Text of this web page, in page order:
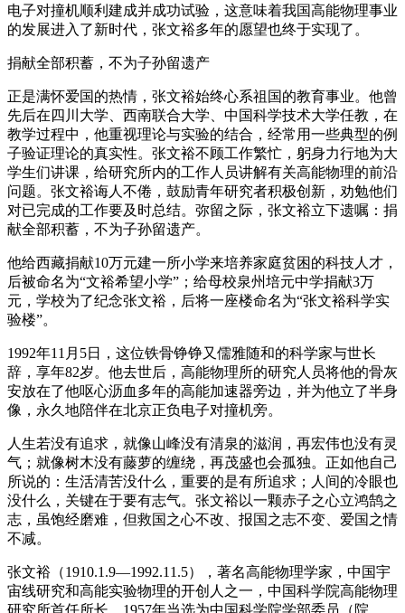
电子对撞机顺利建成并成功试验，这意味着我国高能物理事业
的发展进入了新时代，张文裕多年的愿望也终于实现了。
捐献全部积蓄，不为子孙留遗产
正是满怀爱国的热情，张文裕始终心系祖国的教育事业。他曾
先后在四川大学、西南联合大学、中国科学技术大学任教，在
教学过程中，他重视理论与实验的结合，经常用一些典型的例
子验证理论的真实性。张文裕不顾工作繁忙，躬身力行地为大
学生们讲课，给研究所内的工作人员讲解有关高能物理的前沿
问题。张文裕诲人不倦，鼓励青年研究者积极创新，劝勉他们
对已完成的工作要及时总结。弥留之际，张文裕立下遗嘱：捐
献全部积蓄，不为子孙留遗产。
他给西藏捐献10万元建一所小学来培养家庭贫困的科技人才，
后被命名为“文裕希望小学”；给母校泉州培元中学捐献3万
元，学校为了纪念张文裕，后将一座楼命名为“张文裕科学实
验楼”。
1992年11月5日，这位铁骨铮铮又儒雅随和的科学家与世长
辞，享年82岁。他去世后，高能物理所的研究人员将他的骨灰
安放在了他呕心沥血多年的高能加速器旁边，并为他立了半身
像，永久地陪伴在北京正负电子对撞机旁。
人生若没有追求，就像山峰没有清泉的滋润，再宏伟也没有灵
气；就像树木没有藤萝的缠绕，再茂盛也会孤独。正如他自己
所说的：生活清苦没什么，重要的是有所追求；人间的冷眼也
没什么，关键在于要有志气。张文裕以一颗赤子之心立鸿鹄之
志，虽饱经磨难，但救国之心不改、报国之志不变、爱国之情
不减。
张文裕（1910.1.9—1992.11.5），著名高能物理学家，中国宇
宙线研究和高能实验物理的开创人之一，中国科学院高能物理
研究所首任所长。1957年当选为中国科学院学部委员（院